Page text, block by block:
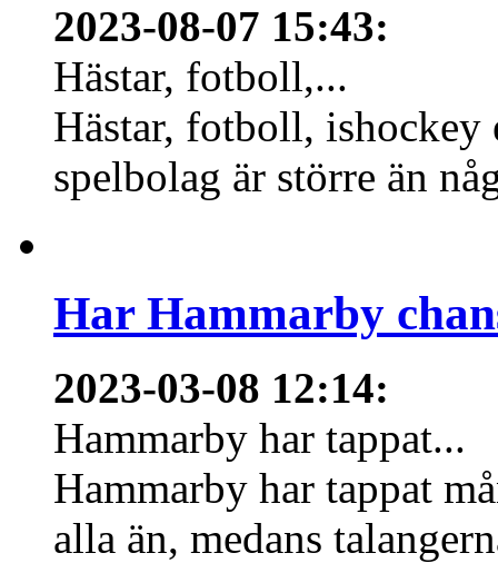
2023-08-07 15:43:
Hästar, fotboll,...
Hästar, fotboll,
spelbolag är större än
Har Hammarby
2023-03-08 12:14:
Hammarby har tappat...
Hammarby har tappat
alla än, medans